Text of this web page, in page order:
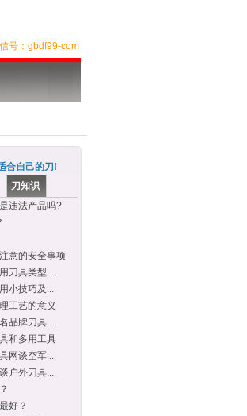
号：gbdf99-com
合自己的刀!
刀知识
违法产品吗?
意的安全事项
刀具类型...
小技巧及...
工艺的意义
品牌刀具...
和多用工具
网谈空军...
户外刀具...
好？